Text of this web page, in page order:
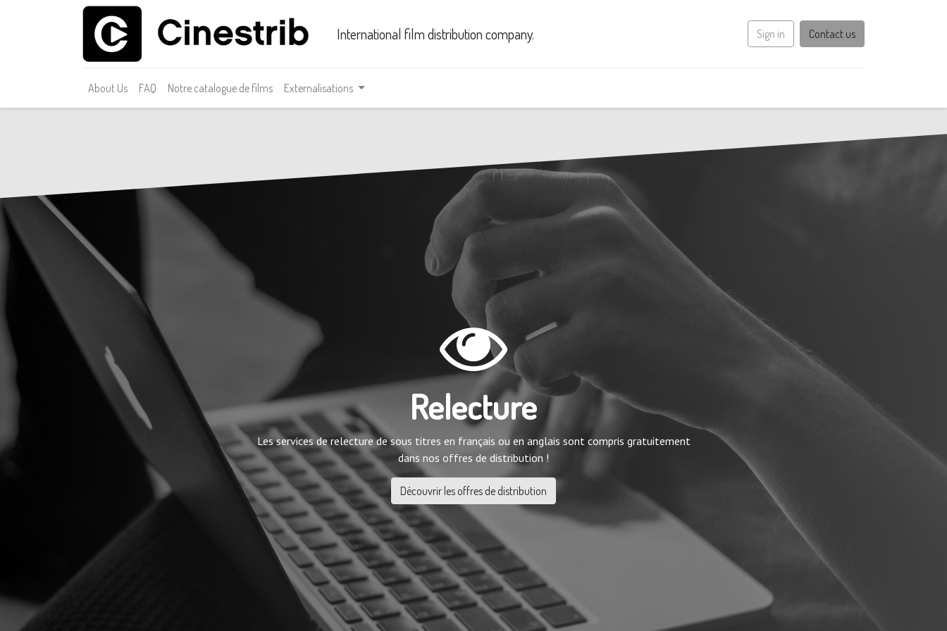
International film distribution company. Sign in Contact us
About Us FAQ Notre catalogue de films Externalisations
Relecture
Les services de relecture de sous titres en français ou en anglais sont compris gratuitement
dans nos offres de distribution !
Découvrir les offres de distribution